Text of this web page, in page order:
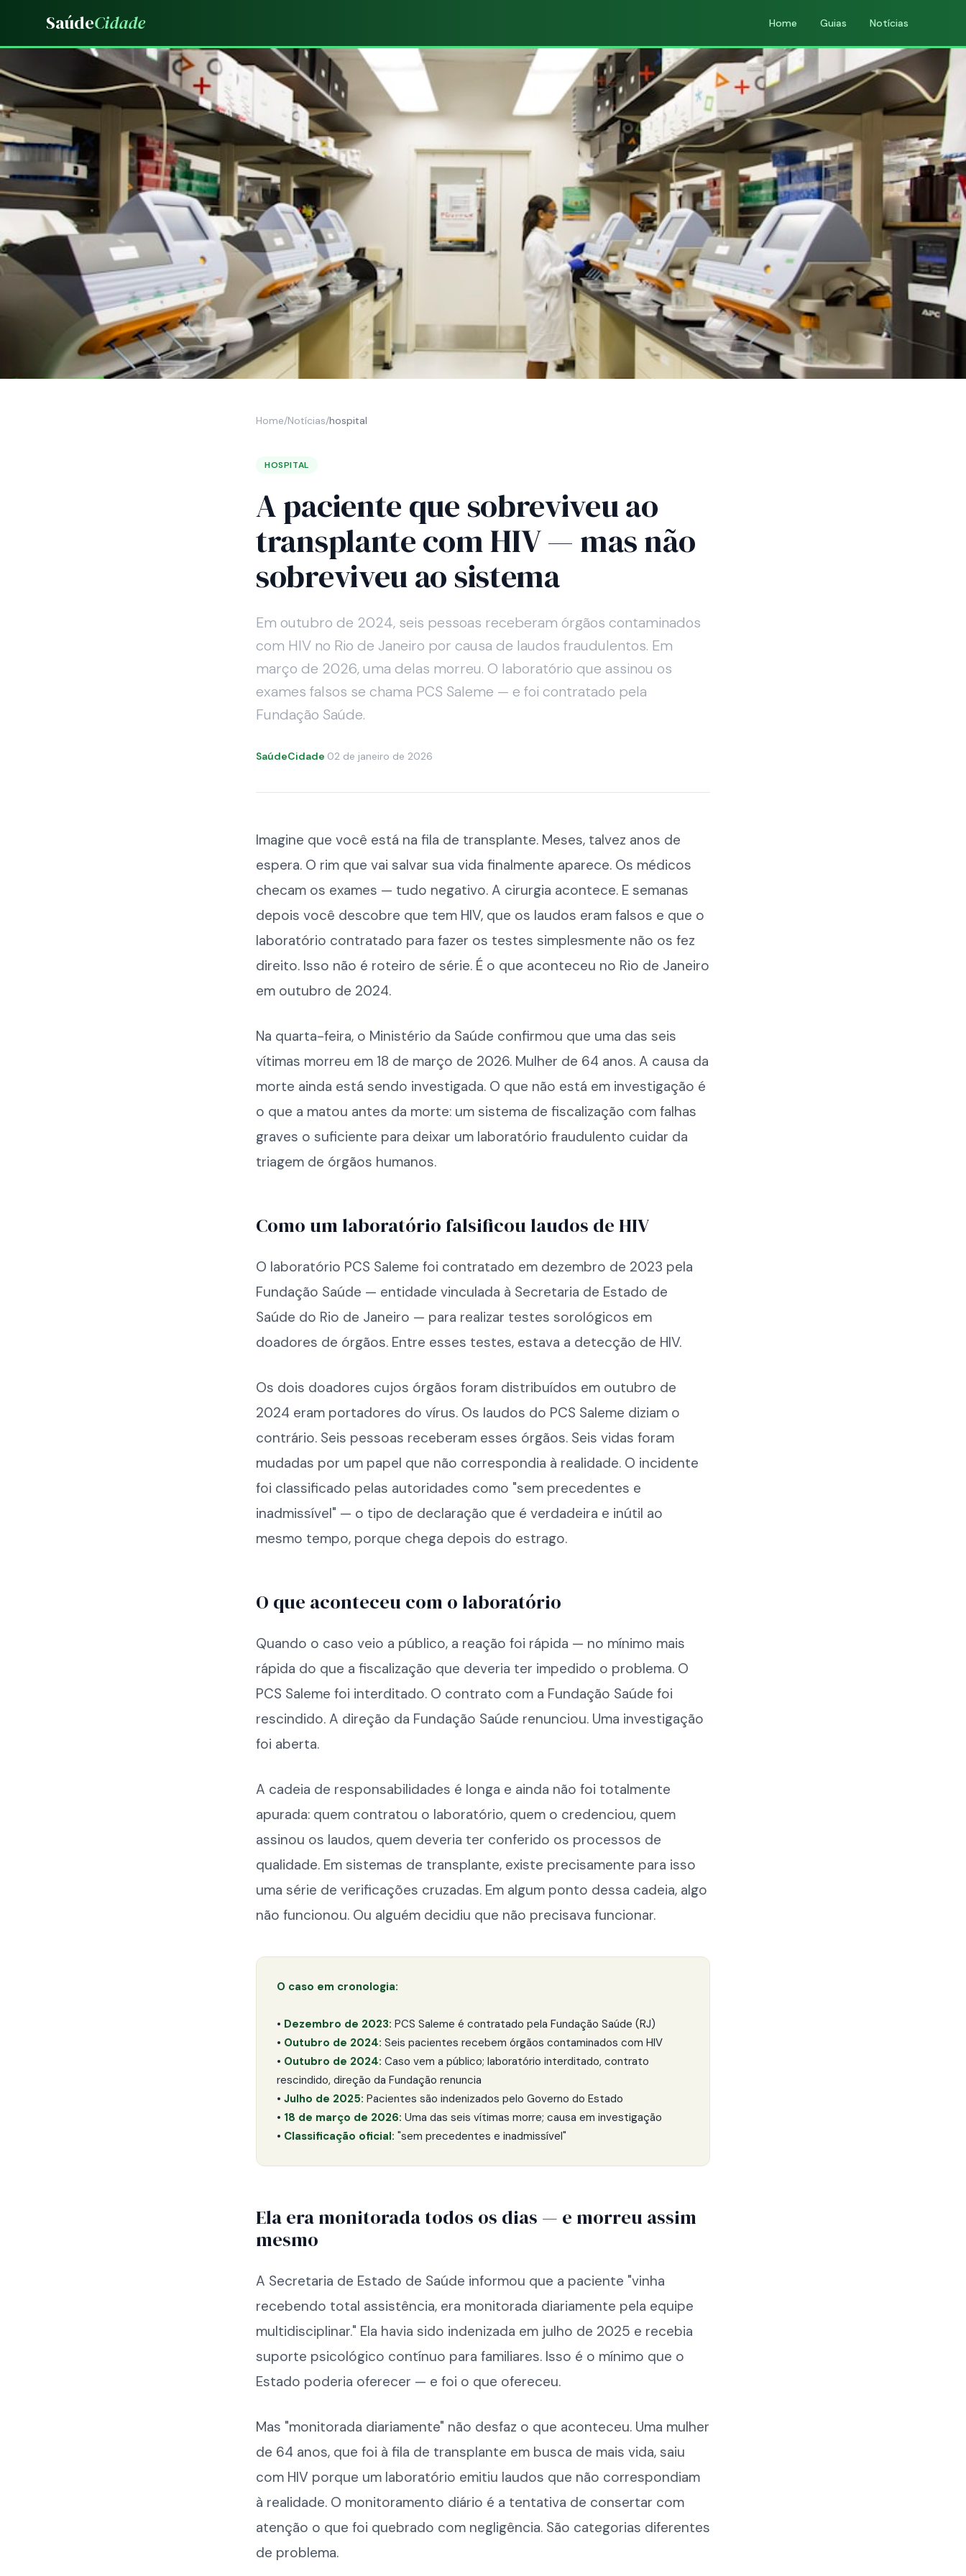
SaúdeCidade Home Guias Notícias
Home/Notícias/hospital
HOSPITAL
A paciente que sobreviveu ao
transplante com HIV — mas não
sobreviveu ao sistema
Em outubro de 2024, seis pessoas receberam órgãos contaminados
com HIV no Rio de Janeiro por causa de laudos fraudulentos. Em
março de 2026, uma delas morreu. O laboratório que assinou os
exames falsos se chama PCS Saleme — e foi contratado pela
Fundação Saúde.
SaúdeCidade·02 de janeiro de 2026
Imagine que você está na fila de transplante. Meses, talvez anos de
espera. O rim que vai salvar sua vida finalmente aparece. Os médicos
checam os exames — tudo negativo. A cirurgia acontece. E semanas
depois você descobre que tem HIV, que os laudos eram falsos e que o
laboratório contratado para fazer os testes simplesmente não os fez
direito. Isso não é roteiro de série. É o que aconteceu no Rio de Janeiro
em outubro de 2024.
Na quarta-feira, o Ministério da Saúde confirmou que uma das seis
vítimas morreu em 18 de março de 2026. Mulher de 64 anos. A causa da
morte ainda está sendo investigada. O que não está em investigação é
o que a matou antes da morte: um sistema de fiscalização com falhas
graves o suficiente para deixar um laboratório fraudulento cuidar da
triagem de órgãos humanos.
Como um laboratório falsificou laudos de HIV
O laboratório PCS Saleme foi contratado em dezembro de 2023 pela
Fundação Saúde — entidade vinculada à Secretaria de Estado de
Saúde do Rio de Janeiro — para realizar testes sorológicos em
doadores de órgãos. Entre esses testes, estava a detecção de HIV.
Os dois doadores cujos órgãos foram distribuídos em outubro de
2024 eram portadores do vírus. Os laudos do PCS Saleme diziam o
contrário. Seis pessoas receberam esses órgãos. Seis vidas foram
mudadas por um papel que não correspondia à realidade. O incidente
foi classificado pelas autoridades como "sem precedentes e
inadmissível" — o tipo de declaração que é verdadeira e inútil ao
mesmo tempo, porque chega depois do estrago.
O que aconteceu com o laboratório
Quando o caso veio a público, a reação foi rápida — no mínimo mais
rápida do que a fiscalização que deveria ter impedido o problema. O
PCS Saleme foi interditado. O contrato com a Fundação Saúde foi
rescindido. A direção da Fundação Saúde renunciou. Uma investigação
foi aberta.
A cadeia de responsabilidades é longa e ainda não foi totalmente
apurada: quem contratou o laboratório, quem o credenciou, quem
assinou os laudos, quem deveria ter conferido os processos de
qualidade. Em sistemas de transplante, existe precisamente para isso
uma série de verificações cruzadas. Em algum ponto dessa cadeia, algo
não funcionou. Ou alguém decidiu que não precisava funcionar.
O caso em cronologia:
• Dezembro de 2023: PCS Saleme é contratado pela Fundação Saúde (RJ)
• Outubro de 2024: Seis pacientes recebem órgãos contaminados com HIV
• Outubro de 2024: Caso vem a público; laboratório interditado, contrato
rescindido, direção da Fundação renuncia
• Julho de 2025: Pacientes são indenizados pelo Governo do Estado
• 18 de março de 2026: Uma das seis vítimas morre; causa em investigação
• Classificação oficial: "sem precedentes e inadmissível"
Ela era monitorada todos os dias — e morreu assim
mesmo
A Secretaria de Estado de Saúde informou que a paciente "vinha
recebendo total assistência, era monitorada diariamente pela equipe
multidisciplinar." Ela havia sido indenizada em julho de 2025 e recebia
suporte psicológico contínuo para familiares. Isso é o mínimo que o
Estado poderia oferecer — e foi o que ofereceu.
Mas "monitorada diariamente" não desfaz o que aconteceu. Uma mulher
de 64 anos, que foi à fila de transplante em busca de mais vida, saiu
com HIV porque um laboratório emitiu laudos que não correspondiam
à realidade. O monitoramento diário é a tentativa de consertar com
atenção o que foi quebrado com negligência. São categorias diferentes
de problema.